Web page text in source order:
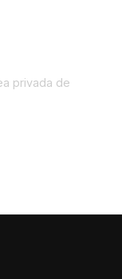
privada de